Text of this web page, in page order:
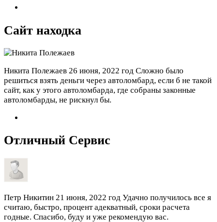
Сайт находка
Никита Полежаев 26 июня, 2022 год Сложно было
решиться взять деньги через автоломбард, если б не такой
сайт, как у этого автоломбарда, где собраны законные
автоломбарды, не рискнул бы.
Отличный Сервис
Петр Никитин 21 июня, 2022 год Удачно получилось все я
считаю, быстро, процент адекватный, сроки расчета
годные. Спасибо, буду и уже рекомендую вас.